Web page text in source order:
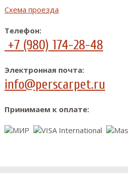
Схема проезда
Телефон:
+7 (980) 174-28-48
Электронная почта:
info@perscarpet.ru
Принимаем к оплате: